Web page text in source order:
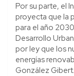
Por su parte, el
proyecta que la
para el año
Desarrollo
por ley que los
energías
González Gibert.